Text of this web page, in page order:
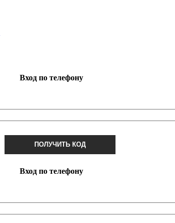
Вход по телефону
ПОЛУЧИТЬ КОД
Вход по телефону